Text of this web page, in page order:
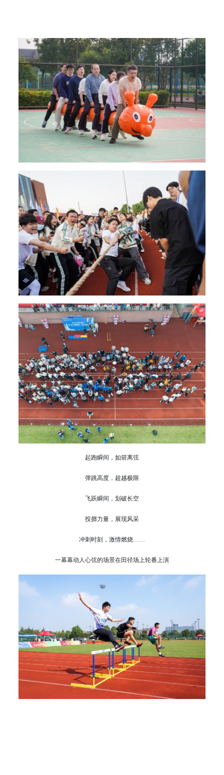
起跑瞬间，如箭离弦
弹跳高度，超越极限
飞跃瞬间，划破长空
投掷力量，展现风采
冲刺时刻，激情燃烧……
一幕幕动人心弦的场景在田径场上轮番上演